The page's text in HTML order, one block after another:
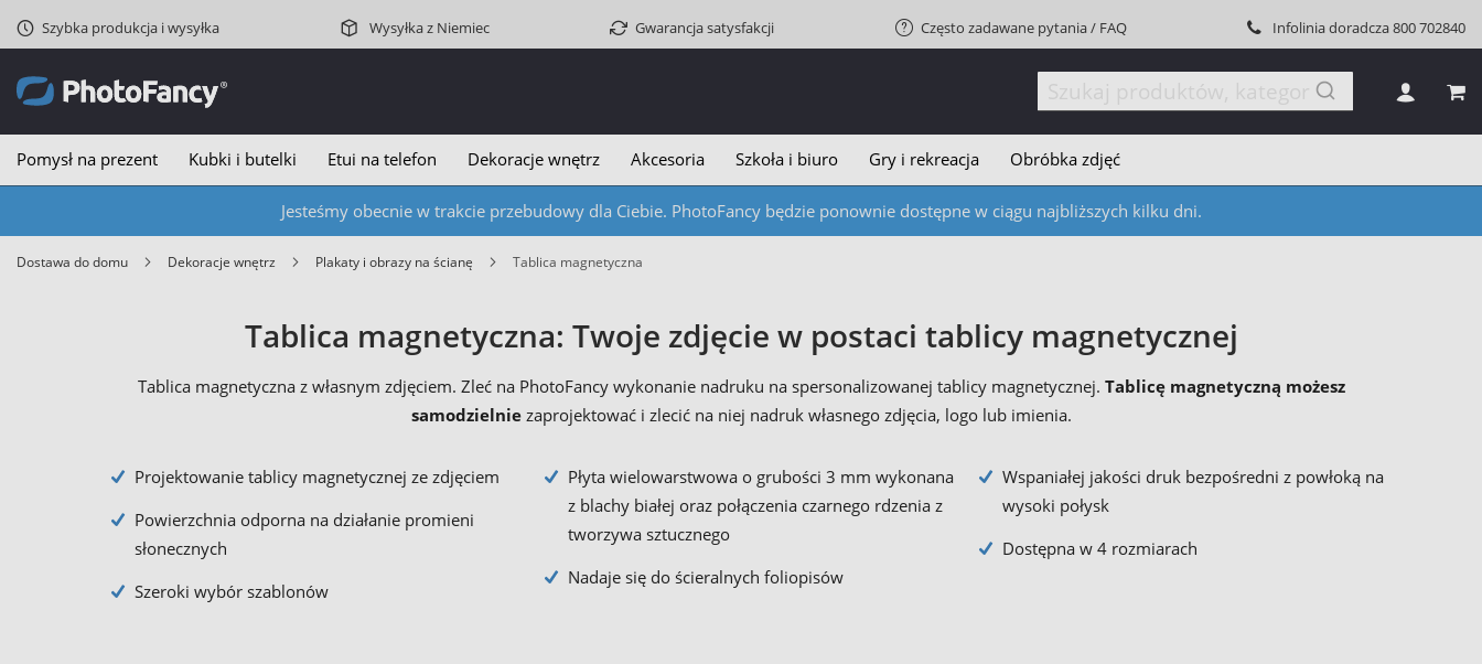
Szybka produkcja i wysyłka Wysyłka z Niemiec Gwarancja satysfakcji Często zadawane pytania / FAQ Infolinia doradcza800 702840
Pomysł na prezent Kubki i butelki Etui na telefon Dekoracje wnętrz Akcesoria Szkoła i biuro Gry i rekreacja Obróbka zdjęć
Jesteśmy obecnie w trakcie przebudowy dla Ciebie. PhotoFancy będzie ponownie dostępne w ciągu najbliższych kilku dni.
Dostawa do domu Dekoracje wnętrz Plakaty i obrazy na ścianę Tablica magnetyczna
Tablica magnetyczna: Twoje zdjęcie w postaci tablicy magnetycznej
Tablica magnetyczna z własnym zdjęciem. Zleć na PhotoFancy wykonanie nadruku na spersonalizowanej tablicy magnetycznej. Tablicę magnetyczną możesz
samodzielniezaprojektować i zlecić na niej nadruk własnego zdjęcia, logo lub imienia.
Projektowanie tablicy magnetycznej ze zdjęciem
Powierzchnia odporna na działanie promieni
słonecznych
Szeroki wybór szablonów
Płyta wielowarstwowa o grubości 3 mm wykonana
z blachy białej oraz połączenia czarnego rdzenia z
tworzywa sztucznego
Nadaje się do ścieralnych foliopisów
Wspaniałej jakości druk bezpośredni z powłoką na
wysoki połysk
Dostępna w 4 rozmiarach